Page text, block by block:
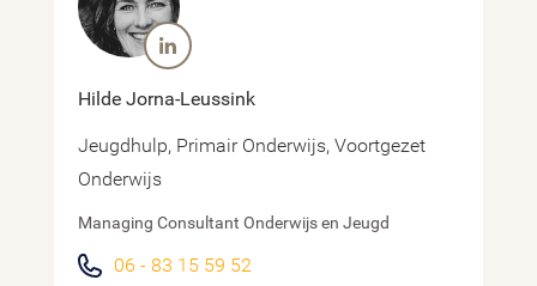
Hilde Jorna-Leussink
Jeugdhulp, Primair Onderwijs, Voortgezet
Onderwijs
Managing Consultant Onderwijs en Jeugd
06 - 83 15 59 52